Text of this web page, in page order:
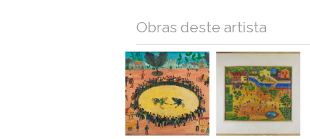
Obras deste artista